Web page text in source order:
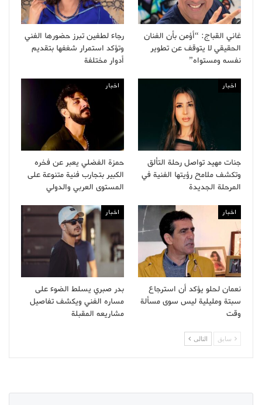
غاني القباج: “أؤمن بأن الفنان
الحقيقي لا يتوقف عن تطوير
نفسه ومستواه”
رجاء لطفين تبرز حضورها الفني
وتؤكد استمرار شغفها بتقديم
أدوار مختلفة
اخبار
جنات مهيد تواصل رحلة التألق
وتكشف ملامح رؤيتها الفنية في
المرحلة الجديدة
اخبار
حمزة الفضلي يعبر عن فخره
الكبير بتجارب فنية متنوعة على
المستوى العربي والدولي
اخبار
نعمان لحلو يؤكد أن استرجاع
سبتة ومليلية ليس سوى مسألة
وقت
اخبار
بدر صبري يسلط الضوء على
مساره الفني ويكشف تفاصيل
مشاريعه المقبلة
سابق التالى